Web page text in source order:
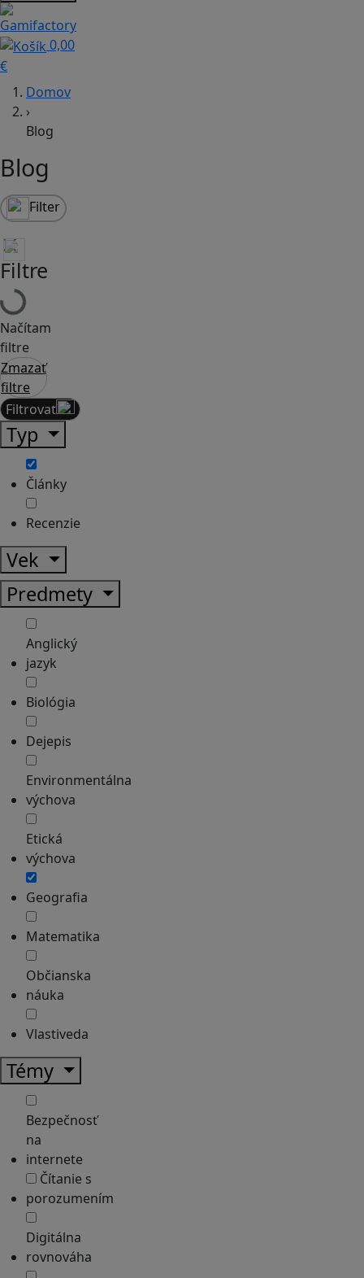
0,00
€
Domov
›
Blog
Blog
Filter
Filtre
Načítam
filtre
Zmazať
filtre
Filtrovať
Typ
Články
Recenzie
Vek
Predmety
Anglický
jazyk
Biológia
Dejepis
Environmentálna
výchova
Etická
výchova
Geografia
Matematika
Občianska
náuka
Vlastiveda
Témy
Bezpečnosť
na
internete
Čítanie s
porozumením
Digitálna
rovnováha